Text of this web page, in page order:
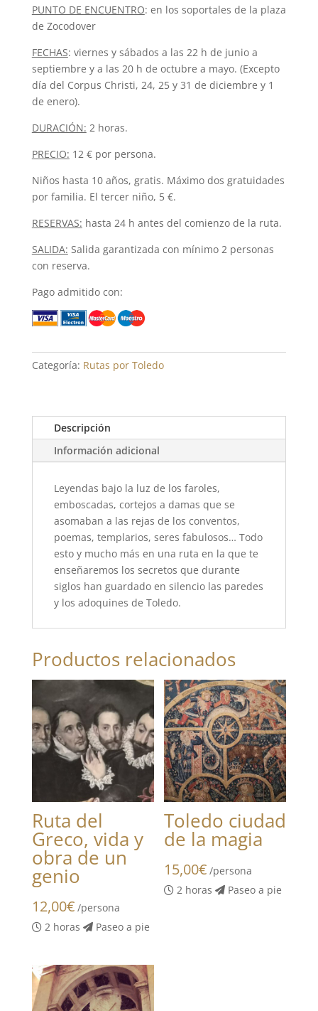
PUNTO DE ENCUENTRO: en los soportales de la plaza
de Zocodover
FECHAS: viernes y sábados a las 22 h de junio a
septiembre y a las 20 h de octubre a mayo. (Excepto
día del Corpus Christi, 24, 25 y 31 de diciembre y 1
de enero).
DURACIÓN: 2 horas.
PRECIO: 12 € por persona.
Niños hasta 10 años, gratis. Máximo dos gratuidades
por familia. El tercer niño, 5 €.
RESERVAS: hasta 24 h antes del comienzo de la ruta.
SALIDA: Salida garantizada con mínimo 2 personas
con reserva.
Pago admitido con:
Categoría: Rutas por Toledo
Descripción
Información adicional
Leyendas bajo la luz de los faroles,
emboscadas, cortejos a damas que se
asomaban a las rejas de los conventos,
poemas, templarios, seres fabulosos… Todo
esto y mucho más en una ruta en la que te
enseñaremos los secretos que durante
siglos han guardado en silencio las paredes
y los adoquines de Toledo.
Productos relacionados
Ruta del
Greco, vida y
obra de un
genio
12,00€/persona
2 horas
Paseo a pie
Toledo ciudad
de la magia
15,00€ /persona
2 horas
Paseo a pie